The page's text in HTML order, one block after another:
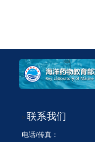
> 联系我们
电话/传真：